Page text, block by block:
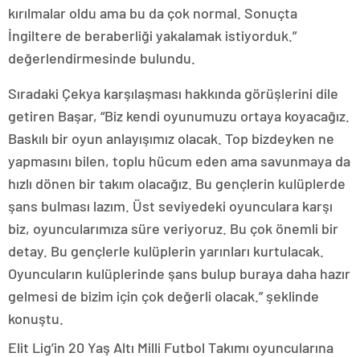
kırılmalar oldu ama bu da çok normal. Sonuçta
İngiltere de beraberliği yakalamak istiyorduk.”
değerlendirmesinde bulundu.
Sıradaki Çekya karşılaşması hakkında görüşlerini dile
getiren Başar, “Biz kendi oyunumuzu ortaya koyacağız.
Baskılı bir oyun anlayışımız olacak. Top bizdeyken ne
yapmasını bilen, toplu hücum eden ama savunmaya da
hızlı dönen bir takım olacağız. Bu gençlerin kulüplerde
şans bulması lazım. Üst seviyedeki oyunculara karşı
biz, oyuncularımıza süre veriyoruz. Bu çok önemli bir
detay. Bu gençlerle kulüplerin yarınları kurtulacak.
Oyuncuların kulüplerinde şans bulup buraya daha hazır
gelmesi de bizim için çok değerli olacak.” şeklinde
konuştu.
Elit Lig’in 20 Yaş Altı Milli Futbol Takımı oyuncularına